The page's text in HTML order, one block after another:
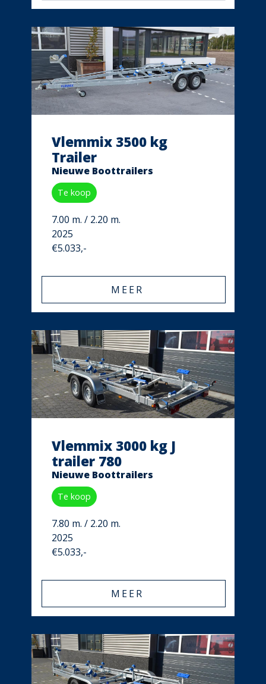
Vlemmix 3500 kg
Trailer
Nieuwe Boottrailers
Te koop
7.00 m. / 2.20 m.
2025
€5.033,-
MEER
Vlemmix 3000 kg J
trailer 780
Nieuwe Boottrailers
Te koop
7.80 m. / 2.20 m.
2025
€5.033,-
MEER